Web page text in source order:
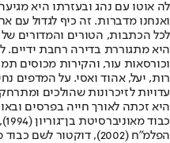
לה אוטו עם נהג ובעזרתו היא
ואנחנו מדברות. זה כיף לגדול עם
לכל הכתבות, הטורים והמדורים
היא מתגוררת בדירה רחבת ידיים.
וכורסאות עור, והקירות מכוסים
רות, יעל, אהוד ואסי. על המדפים
עדויות לזיכרונות שהולכים
היא זכתה לאורך חייה בפרסים